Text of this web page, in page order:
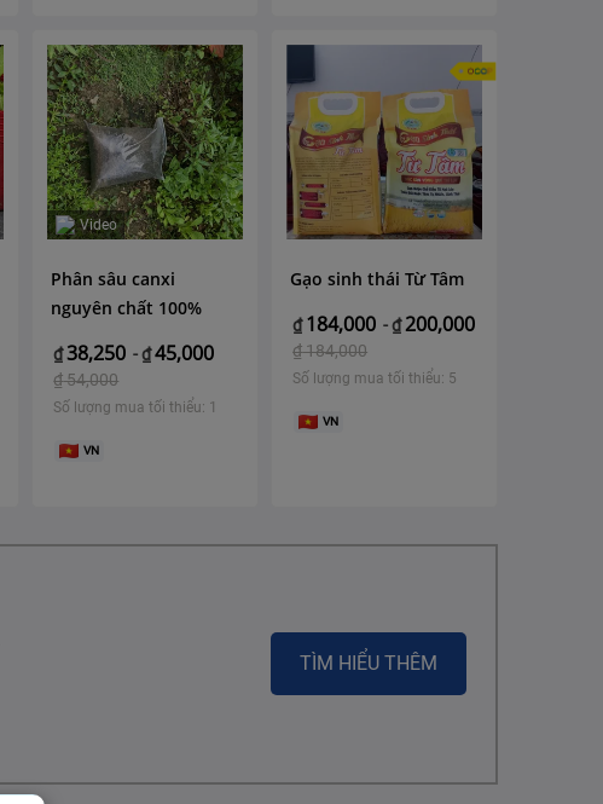
Video
Phân sâu canxi
nguyên chất 100%
₫38,250 -₫45,000
₫54,000
Số lượng mua tối thiểu: 1
VN
Gạo sinh thái Từ Tâm
₫ 184,000 -₫200,000
₫184,000
Số lượng mua tối thiểu: 5
VN
TÌM HIỂU THÊM